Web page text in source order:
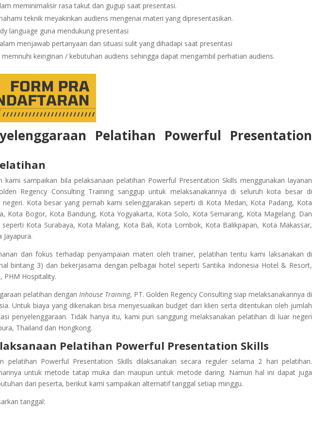
meminimalisir rasa takut dan gugup saat presentasi.
teknik meyakinkan audiens mengenai materi yang dipresentasikan.
language guna mendukung presentasi
menjawab pertanyaan dan situasi sulit yang dihadapi saat presentasi
keinginan / kebutuhan audiens sehingga dapat mengambil perhatian audiens.
Pelatihan Powerful Presentation
kami sampaikan bila pelaksanaan pelatihan Powerful Presentation Skills menggunakan layanan
Regency Consulting Training sanggup untuk melaksanakannya di seluruh kota besar di
Kota besar yang pernah kami selenggarakan seperti di Kota Medan, Kota Padang, Kota
Kota Bogor, Kota Bandung, Kota Yogyakarta, Kota Solo, Kota Semarang, Kota Magelang. Dan
seperti Kota Surabaya, Kota Malang, Kota Bali, Kota Lombok, Kota Balikpapan, Kota Makassar,
dan fokus terhadap penyampaian materi oleh trainer, pelatihan tentu kami laksanakan di
bintang 3) dan bekerjasama dengan pelbagai hotel seperti Santika Indonesia Hotel & Resort,
PHM Hospitality.
pelatihan dengan Inhouse Training, PT. Golden Regency Consulting siap melaksanakannya di
Untuk biaya yang dikenakan bisa menyesuaikan budget dari klien serta ditentukan oleh jumlah
penyelenggaraan. Tidak hanya itu, kami pun sanggung melaksanakan pelatihan di luar negeri
Thailand dan Hongkong.
Pelatihan Powerful Presentation Skills
pelatihan Powerful Presentation Skills dilaksanakan secara reguler selama 2 hari pelatihan.
untuk metode tatap muka dan maupun untuk metode daring. Namun hal ini dapat juga
dari peserta, berikut kami sampaikan alternatif tanggal setiap minggu.
tanggal: